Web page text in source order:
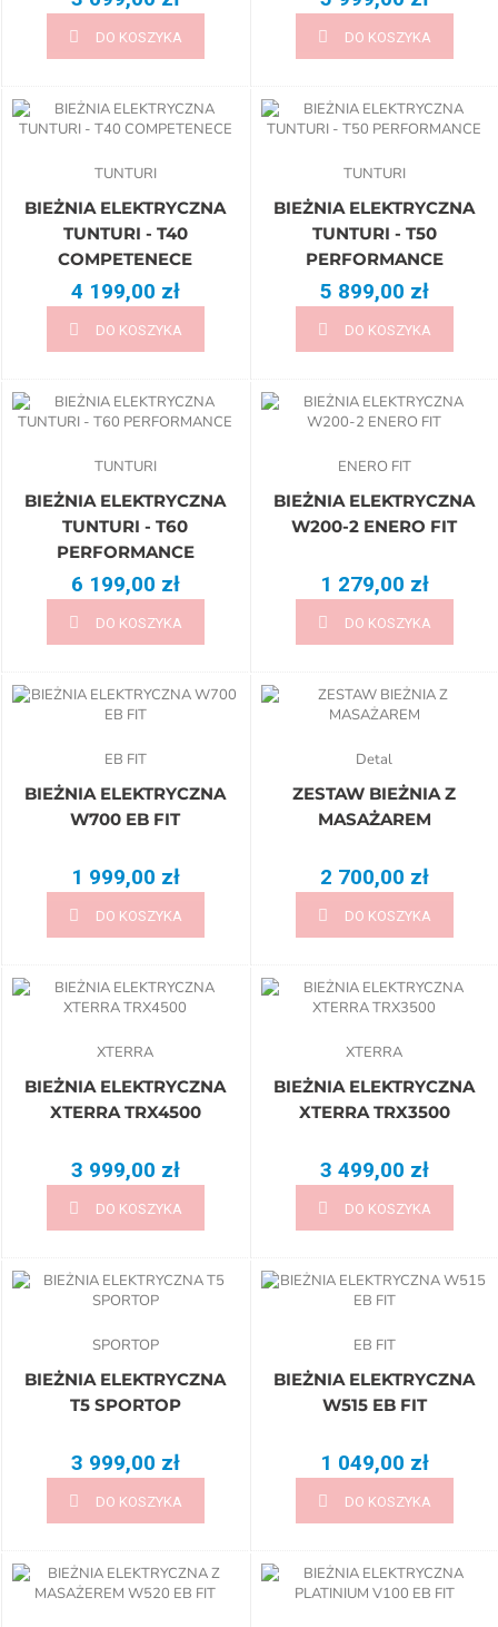
DO KOSZYKA DO KOSZYKA
TUNTURI
BIEŻNIA ELEKTRYCZNA
TUNTURI - T40
COMPETENECE
4 199,00 zł
DO KOSZYKA
TUNTURI
BIEŻNIA ELEKTRYCZNA
TUNTURI - T50
PERFORMANCE
5 899,00 zł
DO KOSZYKA
TUNTURI
BIEŻNIA ELEKTRYCZNA
TUNTURI - T60
PERFORMANCE
6 199,00 zł
DO KOSZYKA
ENERO FIT
BIEŻNIA ELEKTRYCZNA
W200-2 ENERO FIT
1 279,00 zł
DO KOSZYKA
EB FIT
BIEŻNIA ELEKTRYCZNA
W700 EB FIT
1 999,00 zł
DO KOSZYKA
Detal
ZESTAW BIEŻNIA Z
MASAŻAREM
2 700,00 zł
DO KOSZYKA
XTERRA
BIEŻNIA ELEKTRYCZNA
XTERRA TRX4500
3 999,00 zł
DO KOSZYKA
XTERRA
BIEŻNIA ELEKTRYCZNA
XTERRA TRX3500
3 499,00 zł
DO KOSZYKA
SPORTOP
BIEŻNIA ELEKTRYCZNA
T5 SPORTOP
3 999,00 zł
DO KOSZYKA
EB FIT
BIEŻNIA ELEKTRYCZNA
W515 EB FIT
1 049,00 zł
DO KOSZYKA